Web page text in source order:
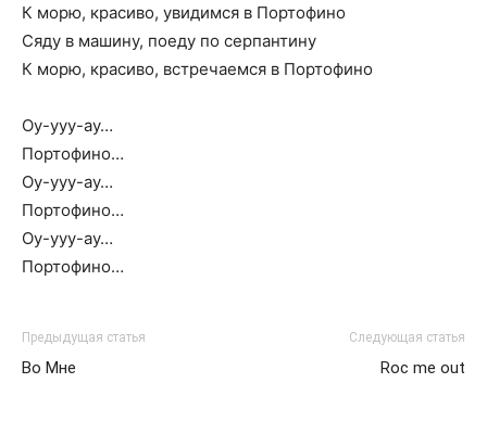
К морю, красиво, увидимся в Портофино
Сяду в машину, поеду по серпантину
К морю, красиво, встречаемся в Портофино
Оу-ууу-ау…
Портофино…
Оу-ууу-ау…
Портофино…
Оу-ууу-ау…
Портофино…
Предыдущая статья
Во Мне
Следующая статья
Roc me out